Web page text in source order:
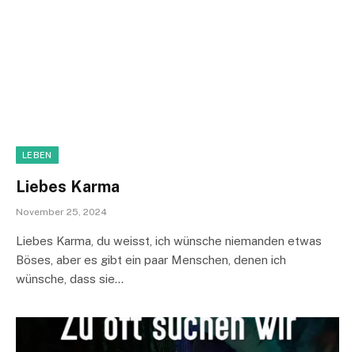
LEBEN
Liebes Karma
November 25, 2024
Liebes Karma, du weisst, ich wünsche niemanden etwas
Böses, aber es gibt ein paar Menschen, denen ich
wünsche, dass sie…